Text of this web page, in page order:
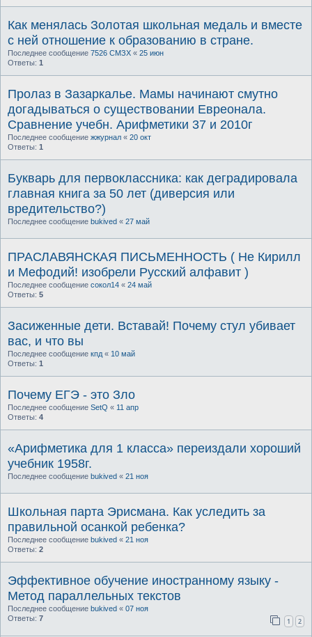
Как менялась Золотая школьная медаль и вместе
с ней отношение к образованию в стране.
Последнее сообщение 7526 СМЗХ « 25 июн
Ответы: 1
Пролаз в Зазаркалье. Мамы начинают смутно
догадываться о существовании Евреонала.
Сравнение учебн. Арифметики 37 и 2010г
Последнее сообщение жжурнал « 20 окт
Ответы: 1
Букварь для первоклассника: как деградировала
главная книга за 50 лет (диверсия или
вредительство?)
Последнее сообщение bukived « 27 май
ПРАСЛАВЯНСКАЯ ПИСЬМЕННОСТЬ ( Не Кирилл
и Мефодий! изобрели Русский алфавит )
Последнее сообщение сокол14 « 24 май
Ответы: 5
Засиженные дети. Вставай! Почему стул убивает
вас, и что вы
Последнее сообщение кпд « 10 май
Ответы: 1
Почему ЕГЭ - это Зло
Последнее сообщение SetQ « 11 апр
Ответы: 4
«Арифметика для 1 класса» переиздали хороший
учебник 1958г.
Последнее сообщение bukived « 21 ноя
Школьная парта Эрисмана. Как уследить за
правильной осанкой ребенка?
Последнее сообщение bukived « 21 ноя
Ответы: 2
Эффективное обучение иностранному языку -
Метод параллельных текстов
Последнее сообщение bukived « 07 ноя
Ответы: 7 1 2